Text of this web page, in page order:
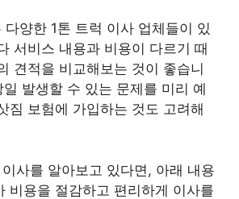
다양한 1톤 트럭 이사 업체들이 있
서비스 내용과 비용이 다르기 때
견적을 비교해보는 것이 좋습니
발생할 수 있는 문제를 미리 예
짐 보험에 가입하는 것도 고려해
사를 알아보고 있다면, 아래 내용
비용을 절감하고 편리하게 이사를